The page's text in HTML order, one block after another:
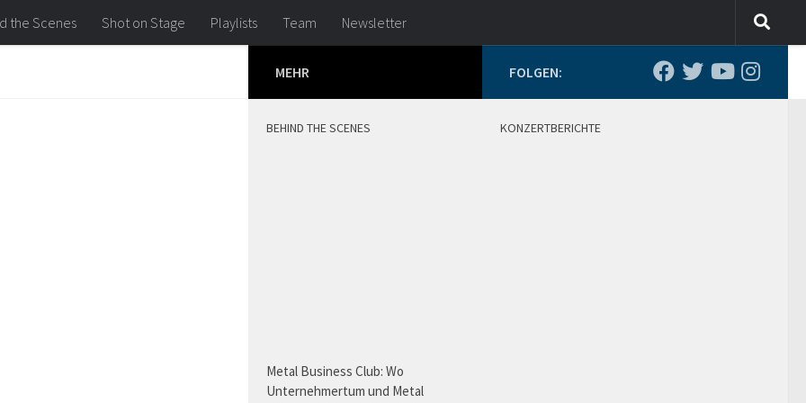
the Scenes Shot on Stage Playlists Team Newsletter
FOLGEN:
KONZERTBERICHTE
MEHR
BEHIND THE SCENES
Metal Business Club: Wo
Unternehmertum und Metal